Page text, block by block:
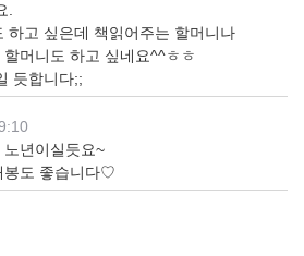
.
하고 싶은데 책읽어주는 할머니나
머니도 하고 싶네요^^ㅎㅎ
듯합니다;;
년이실듯요~
봉도 좋습니다♡